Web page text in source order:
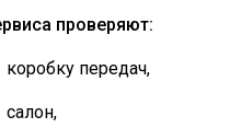
проверяют:
коробку передач,
салон,